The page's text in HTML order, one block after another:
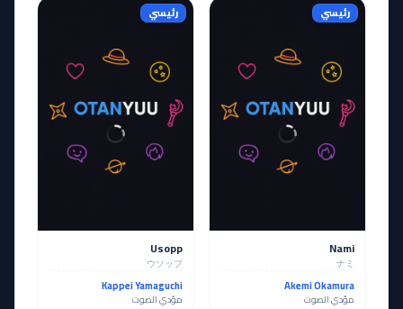
رئيسي
Nami
ナミ
Akemi Okamura
مؤدي الصوت
رئيسي
Usopp
ウソップ
Kappei Yamaguchi
مؤدي الصوت